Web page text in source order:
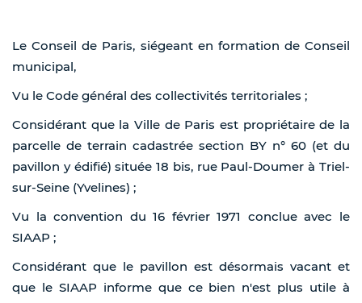
Le Conseil de Paris, siégeant en formation de Conseil
municipal,
Vu le Code général des collectivités territoriales ;
Considérant que la Ville de Paris est propriétaire de la
parcelle de terrain cadastrée section BY n° 60 (et du
pavillon y édifié) située 18 bis, rue Paul-Doumer à Triel-
sur-Seine (Yvelines) ;
Vu la convention du 16 février 1971 conclue avec le
SIAAP ;
Considérant que le pavillon est désormais vacant et
que le SIAAP informe que ce bien n'est plus utile à